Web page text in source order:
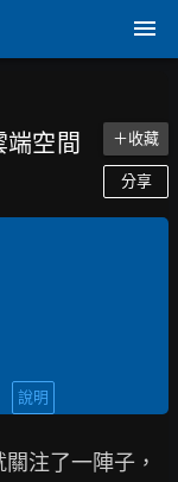
空間
＋收藏
分享
說明
注了一陣子，